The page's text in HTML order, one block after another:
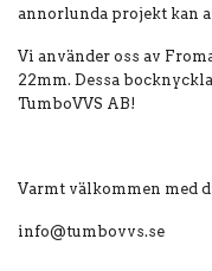
annorlunda projekt kan
Vi använder oss av
22mm. Dessa
TumboVVS AB!
Varmt välkommen med
info@tumbovvs.se